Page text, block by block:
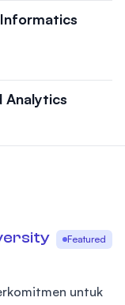
Analytics
Featured
untuk